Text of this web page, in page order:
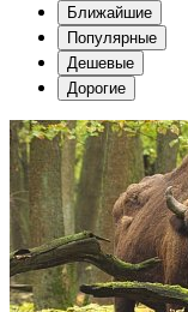
Ближайшие
Популярные
Дешевые
Дорогие